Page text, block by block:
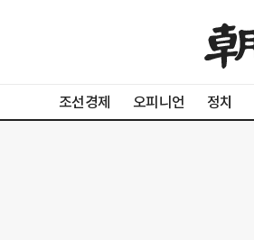
조선경제 오피니언 정치